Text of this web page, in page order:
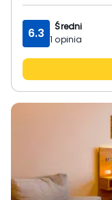
6.3
Średni
1 opinia